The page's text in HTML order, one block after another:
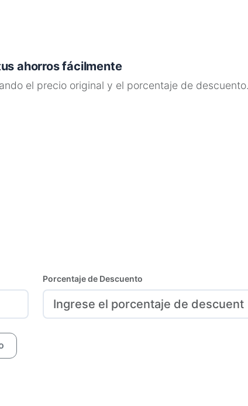
ahorros fácilmente
el precio original y el porcentaje de
Porcentaje de Descuento